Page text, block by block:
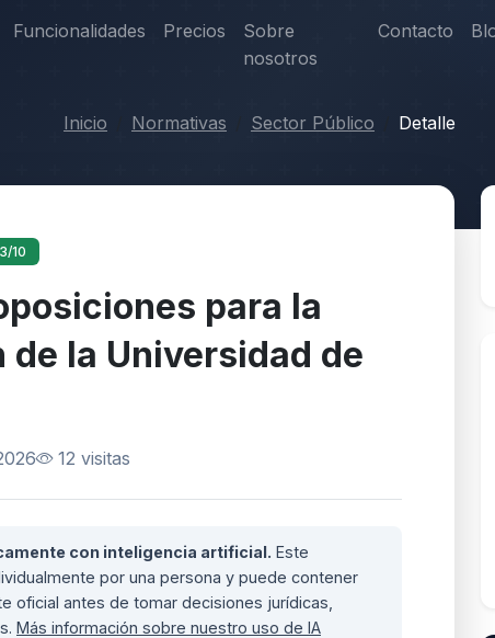
Funcionalidades Precios
Sobre
nosotros
Contacto
Inicio Normativas Sector Público Detalle
10
para la
de la Universidad de
12 visitas
con inteligencia artificial. Este
por una persona y puede contener
oficial antes de tomar decisiones jurídicas,
Más información sobre nuestro uso de IA